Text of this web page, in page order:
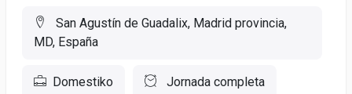
San Agustín de Guadalix, Madrid provincia,
MD, España
Domestiko Jornada completa